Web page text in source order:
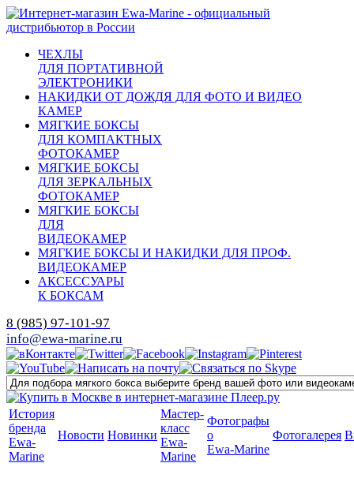
ЧЕХЛЫ
ДЛЯ ПОРТАТИВНОЙ
ЭЛЕКТРОНИКИ
НАКИДКИ ОТ ДОЖДЯ ДЛЯ ФОТО И ВИДЕО
КАМЕР
МЯГКИЕ БОКСЫ
ДЛЯ КОМПАКТНЫХ
ФОТОКАМЕР
МЯГКИЕ БОКСЫ
ДЛЯ ЗЕРКАЛЬНЫХ
ФОТОКАМЕР
МЯГКИЕ БОКСЫ
ДЛЯ
ВИДЕОКАМЕР
МЯГКИЕ БОКСЫ И НАКИДКИ ДЛЯ ПРОФ.
ВИДЕОКАМЕР
АКСЕССУАРЫ
К БОКСАМ
8 (985) 97-101-97
info@ewa-marine.ru
История
бренда
Ewa-
Marine
Новости Новинки
Мастер-
класс
Ewa-
Marine
Фотографы
о
Ewa-Marine
Фотогалерея